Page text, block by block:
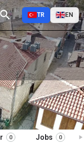
TR EN
Kilisesi
0 Jobs 0